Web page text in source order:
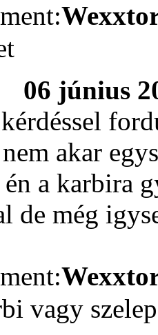
06 június
akar
a karbira
de még
vagy